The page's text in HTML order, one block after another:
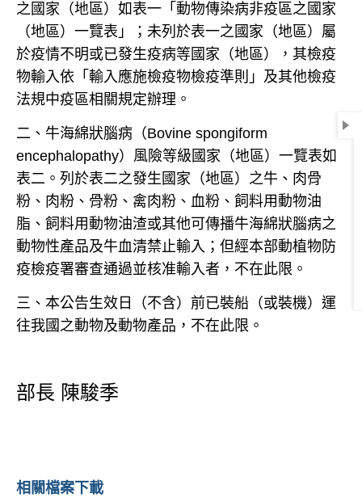
之國家（地區）如表一「動物傳染病非疫區之國家
（地區）一覽表」；未列於表一之國家（地區）屬
於疫情不明或已發生疫病等國家（地區），其檢疫
物輸入依「輸入應施檢疫物檢疫準則」及其他檢疫
法規中疫區相關規定辦理。
二、牛海綿狀腦病（Bovine spongiform
encephalopathy）風險等級國家（地區）一覽表如
表二。列於表二之發生國家（地區）之牛、肉骨
粉、肉粉、骨粉、禽肉粉、血粉、飼料用動物油
脂、飼料用動物油渣或其他可傳播牛海綿狀腦病之
動物性產品及牛血清禁止輸入；但經本部動植物防
疫檢疫署審查通過並核准輸入者，不在此限。
三、本公告生效日（不含）前已裝船（或裝機）運
往我國之動物及動物產品，不在此限。
部長 陳駿季
相關檔案下載